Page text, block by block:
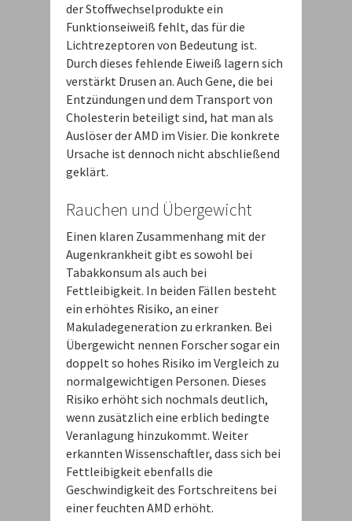
der Stoffwechselprodukte ein
Funktionseiweiß fehlt, das für die
Lichtrezeptoren von Bedeutung ist.
Durch dieses fehlende Eiweiß lagern sich
verstärkt Drusen an. Auch Gene, die bei
Entzündungen und dem Transport von
Cholesterin beteiligt sind, hat man als
Auslöser der AMD im Visier. Die konkrete
Ursache ist dennoch nicht abschließend
geklärt.
Rauchen und Übergewicht
Einen klaren Zusammenhang mit der
Augenkrankheit gibt es sowohl bei
Tabakkonsum als auch bei
Fettleibigkeit. In beiden Fällen besteht
ein erhöhtes Risiko, an einer
Makuladegeneration zu erkranken. Bei
Übergewicht nennen Forscher sogar ein
doppelt so hohes Risiko im Vergleich zu
normalgewichtigen Personen. Dieses
Risiko erhöht sich nochmals deutlich,
wenn zusätzlich eine erblich bedingte
Veranlagung hinzukommt. Weiter
erkannten Wissenschaftler, dass sich bei
Fettleibigkeit ebenfalls die
Geschwindigkeit des Fortschreitens bei
einer feuchten AMD erhöht.